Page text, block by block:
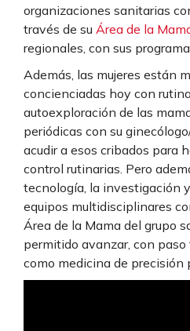
organizaciones sanitarias
través de su Área de la
regionales, con sus
Además, las mujeres están
concienciadas hoy con
autoexploración de las
periódicas con su
acudir a esos cribados para
control rutinarias. Pero
tecnología, la investigación
equipos multidisciplinares
Área de la Mama del grupo
permitido avanzar, con
como medicina de precisión